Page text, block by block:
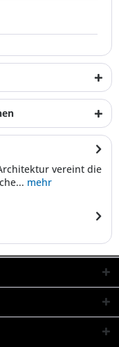
vereint die
mehr